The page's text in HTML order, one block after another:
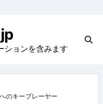
ションを含みます
のキープレーヤー